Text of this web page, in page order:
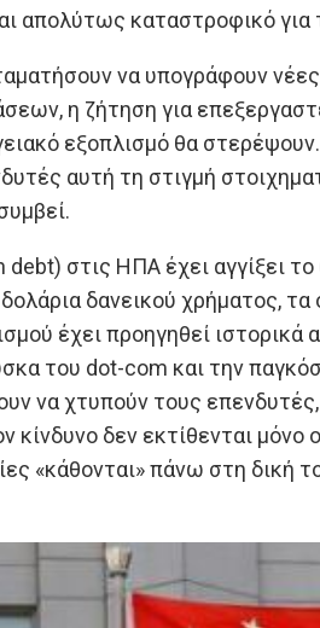
απολύτως καταστροφικό για
να υπογράφουν
η ζήτηση για
εξοπλισμό θα
αυτή τη στιγμή
στις ΗΠΑ έχει αγγίξει
δανεικού χρήματος, τα
έχει προηγηθεί
του dot-com και την
να χτυπούν τους
δεν εκτίθενται μόνο
«κάθονται» πάνω στη δική